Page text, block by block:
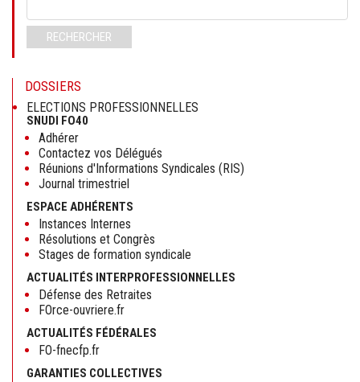
clés
RECHERCHER
DOSSIERS
ELECTIONS PROFESSIONNELLES
SNUDI FO40
Adhérer
Contactez vos Délégués
Réunions d'Informations Syndicales (RIS)
Journal trimestriel
ESPACE ADHÉRENTS
Instances Internes
Résolutions et Congrès
Stages de formation syndicale
ACTUALITÉS INTERPROFESSIONNELLES
Défense des Retraites
FOrce-ouvriere.fr
ACTUALITÉS FÉDÉRALES
FO-fnecfp.fr
GARANTIES COLLECTIVES